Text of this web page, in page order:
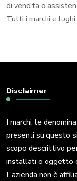
di vendita o
Tutti i marchi e
Disclaimer
I marchi, le
presenti su questo
scopo descrittivo
installati o oggetto
L’azienda non è